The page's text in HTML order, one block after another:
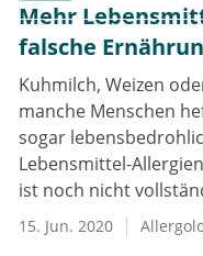
Mehr
falsche
Kuhmilch, Weizen
manche Menschen
sogar
Lebensmittel-
ist noch nicht
15. Jun. 2020